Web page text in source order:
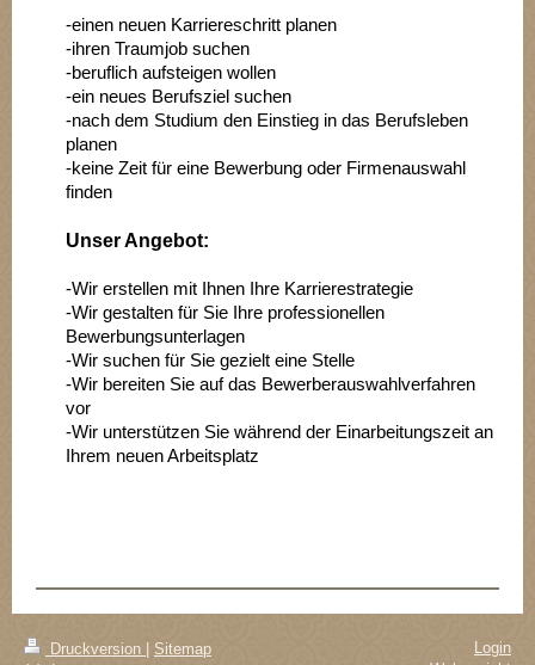
-einen neuen Karriereschritt planen
-ihren Traumjob suchen
-beruflich aufsteigen wollen
-ein neues Berufsziel suchen
-nach dem Studium den Einstieg in das Berufsleben
planen
-keine Zeit für eine Bewerbung oder Firmenauswahl
finden
Unser Angebot:
-Wir erstellen mit Ihnen Ihre Karrierestrategie
-Wir gestalten für Sie Ihre professionellen
Bewerbungsunterlagen
-Wir suchen für Sie gezielt eine Stelle
-Wir bereiten Sie auf das Bewerberauswahlverfahren
vor
-Wir unterstützen Sie während der Einarbeitungszeit an
Ihrem neuen Arbeitsplatz
Druckversion
Sitemap
Login